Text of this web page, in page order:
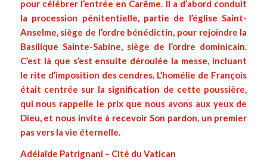
pour célébrer l’entrée en Carême. Il a d’abord conduit
la procession pénitentielle, partie de l’église Saint-
Anselme, siège de l’ordre bénédictin, pour rejoindre la
Basilique Sainte-Sabine, siège de l’ordre dominicain.
C’est là que s’est ensuite déroulée la messe, incluant
le rite d’imposition des cendres. L’homélie de François
était centrée sur la signification de cette poussière,
qui nous rappelle le prix que nous avons aux yeux de
Dieu, et nous invite à recevoir Son pardon, un premier
pas vers la vie éternelle.
Adélaïde Patrignani – Cité du Vatican